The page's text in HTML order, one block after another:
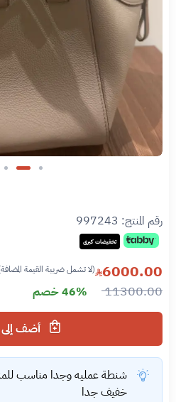
رقم المنتج: 997243
تخفيضات كبرى
6000.00 (لا تشمل ضريبة القيمة
11300.00 46% خصم
شنطة عمليه وجدا مناسب
خفيف جدا